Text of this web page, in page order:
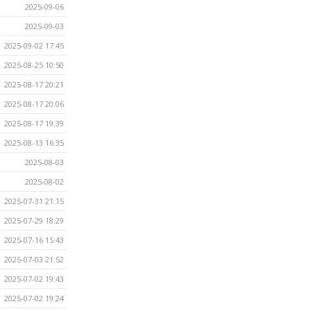
2025-09-06
2025-09-03
2025-09-02 17:45
2025-08-25 10:50
2025-08-17 20:21
2025-08-17 20:06
2025-08-17 19:39
2025-08-13 16:35
2025-08-03
2025-08-02
2025-07-31 21:15
2025-07-29 18:29
2025-07-16 15:43
2025-07-03 21:52
2025-07-02 19:43
2025-07-02 19:24